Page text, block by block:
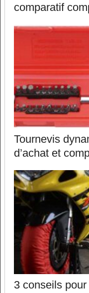
comparatif
Tournevis
d’achat et
3 conseils